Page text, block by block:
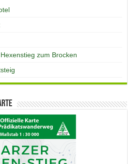
zum Brocken